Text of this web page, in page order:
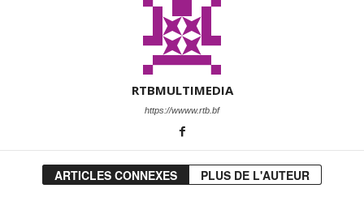
RTBMULTIMEDIA
https://wwww.rtb.bf
ARTICLES CONNEXES PLUS DE L'AUTEUR